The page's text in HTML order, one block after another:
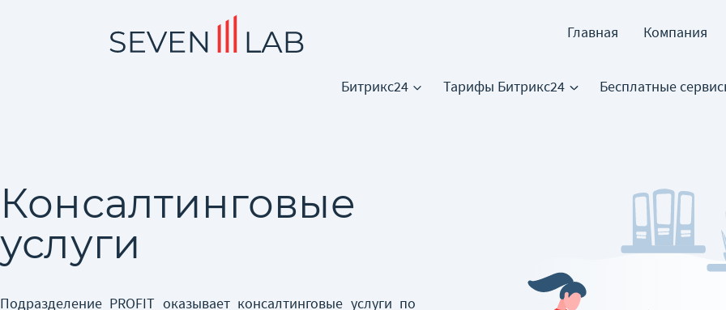
Главная Компания
Битрикс24 Тарифы Битрикс24 Бесплатные
Консалтинговые
услуги
Подразделение PROFIT оказывает консалтинговые услуги по